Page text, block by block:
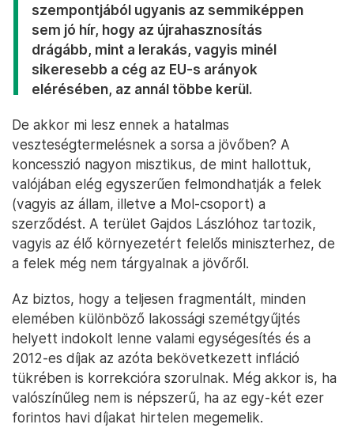
szempontjából ugyanis az semmiképpen
sem jó hír, hogy az újrahasznosítás
drágább, mint a lerakás, vagyis minél
sikeresebb a cég az EU-s arányok
elérésében, az annál többe kerül.
De akkor mi lesz ennek a hatalmas
veszteségtermelésnek a sorsa a jövőben? A
koncesszió nagyon misztikus, de mint hallottuk,
valójában elég egyszerűen felmondhatják a felek
(vagyis az állam, illetve a Mol-csoport) a
szerződést. A terület Gajdos Lászlóhoz tartozik,
vagyis az élő környezetért felelős miniszterhez, de
a felek még nem tárgyalnak a jövőről.
Az biztos, hogy a teljesen fragmentált, minden
elemében különböző lakossági szemétgyűjtés
helyett indokolt lenne valami egységesítés és a
2012-es díjak az azóta bekövetkezett infláció
tükrében is korrekcióra szorulnak. Még akkor is, ha
valószínűleg nem is népszerű, ha az egy-két ezer
forintos havi díjakat hirtelen megemelik.